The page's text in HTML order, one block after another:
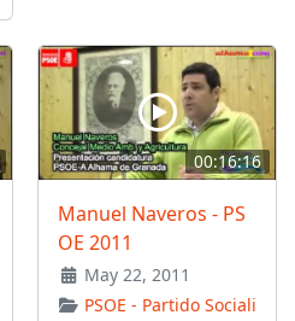
00:16:16
Manuel Naveros - PS
OE 2011
May 22, 2011
PSOE - Partido Sociali